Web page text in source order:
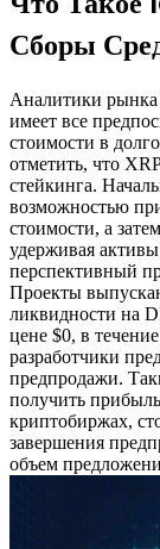
Сборы
Аналитики рынка
имеет все
стоимости в
отметить, что
стейкинга.
возможностью
стоимости, а
удерживая
перспективный
Проекты
ликвидности на
цене $0, в
разработчики
предпродажи.
получить
криптобиржах,
завершения
объем